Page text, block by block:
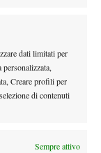
dati limitati per
Creare profili per
di contenuti
Sempre attivo